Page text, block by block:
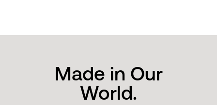
Made in Our
World.